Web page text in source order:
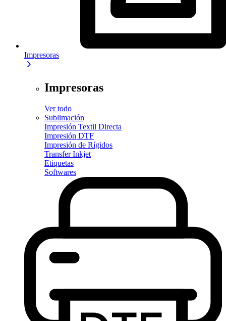
Impresoras
Impresoras
Ver todo
Sublimación
Impresión Textil Directa
Impresión DTF
Impresión de Rígidos
Transfer Inkjet
Etiquetas
Softwares